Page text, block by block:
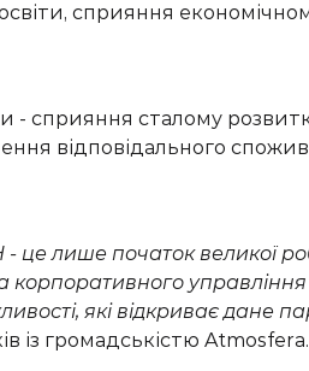
сприяння
- сприяння сталому
ення відповідального
це лише початоквеликої
корпоративного управління
які відкриваєдане
із громадськістю Atmosfera.